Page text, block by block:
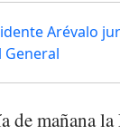
Arévalo
General
de mañana la